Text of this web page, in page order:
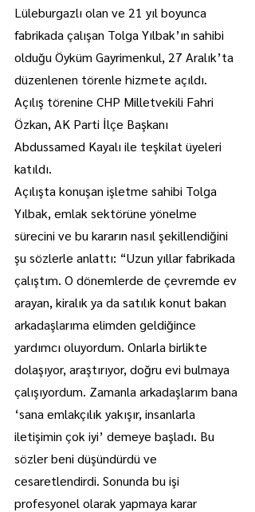
Lüleburgazlı olan ve 21 yıl boyunca
fabrikada çalışan Tolga Yılbak’ın sahibi
olduğu Öyküm Gayrimenkul, 27 Aralık’ta
düzenlenen törenle hizmete açıldı.
Açılış törenine CHP Milletvekili Fahri
Özkan, AK Parti İlçe Başkanı
Abdussamed Kayalı ile teşkilat üyeleri
katıldı.
Açılışta konuşan işletme sahibi Tolga
Yılbak, emlak sektörüne yönelme
sürecini ve bu kararın nasıl şekillendiğini
şu sözlerle anlattı: “Uzun yıllar fabrikada
çalıştım. O dönemlerde de çevremde ev
arayan, kiralık ya da satılık konut bakan
arkadaşlarıma elimden geldiğince
yardımcı oluyordum. Onlarla birlikte
dolaşıyor, araştırıyor, doğru evi bulmaya
çalışıyordum. Zamanla arkadaşlarım bana
‘sana emlakçılık yakışır, insanlarla
iletişimin çok iyi’ demeye başladı. Bu
sözler beni düşündürdü ve
cesaretlendirdi. Sonunda bu işi
profesyonel olarak yapmaya karar